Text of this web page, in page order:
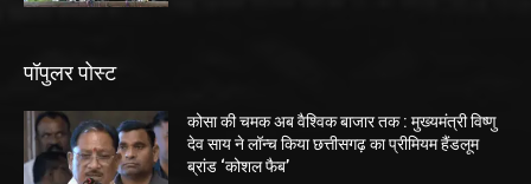
पॉपुलर पोस्ट
कोसा की चमक अब वैश्विक बाजार तक : मुख्यमंत्री विष्णु
देव साय ने लॉन्च किया छत्तीसगढ़ का प्रीमियम हैंडलूम
ब्रांड ‘कोशल फैब’